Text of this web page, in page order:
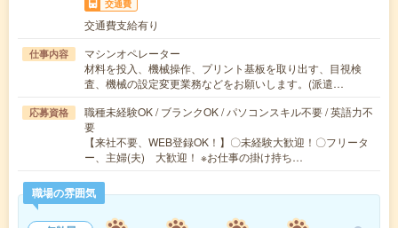
交通費
交通費支給有り
仕事内容
マシンオペレーター
材料を投入、機械操作、プリント基板を取り出す、目視検
査、機械の設定変更業務などをお願いします。(派遣…
応募資格
職種未経験OK / ブランクOK / パソコンスキル不要 / 英語力不
要
【来社不要、WEB登録OK！】〇未経験大歓迎！〇フリータ
ー、主婦(夫) 大歓迎！ ※お仕事の掛け持ち…
職場の雰囲気